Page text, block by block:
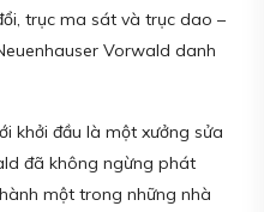
trục ma sát và trục dao –
Vorwald danh
khởi đầu là một xưởng sửa
đã không ngừng phát
một trong những nhà